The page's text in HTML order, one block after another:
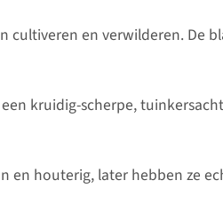
en verwilderen. De
kruidig-scherpe,
en houterig, later hebben ze